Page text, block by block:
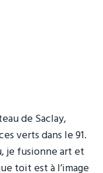
de Saclay,
verts dans le 91.
je fusionne art et
toit est à l’image